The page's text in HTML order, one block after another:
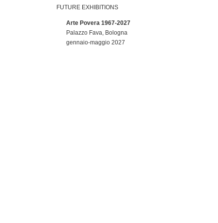
FUTURE EXHIBITIONS
Arte Povera 1967-2027
Palazzo Fava, Bologna
gennaio-maggio 2027